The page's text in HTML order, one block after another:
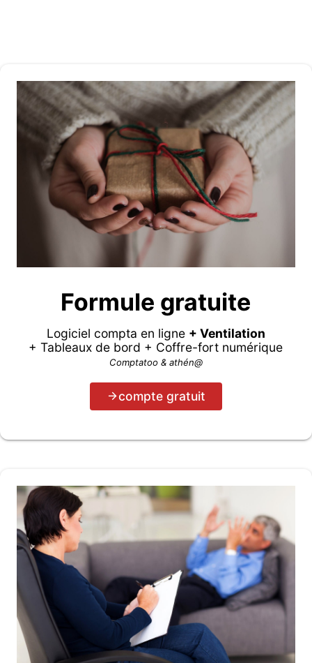
Formule gratuite
Logiciel compta en ligne + Ventilation
+ Tableaux de bord + Coffre-fort numérique
Comptatoo & athén@
compte gratuit